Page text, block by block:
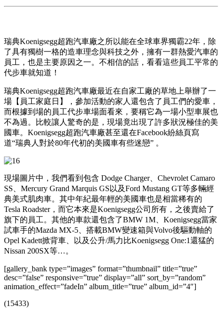
瑞典Koenigsegg超跑汽車廠之所以能在全球車界獨霸22年，除
了具有獨樹一格的造車理念與科技之外，擁有一群熱愛汽車的
員工，也是主要原因之一。不相信的話，看看這些員工平常的
代步車就知道！
瑞典Koenigsegg超跑汽車廠最近在自家工廠的草地上舉辦了一
場【員工家庭日】，參加活動的家人還包含了員工們的愛車，
而根據到場的員工代步車場面看來，要稱它為一場小型車展也
不為過。比較讓人驚奇的是，現場竟出現了許多狀況極佳的美
國車。Koenigsegg超跑汽車廠甚至還在Facebook紛絲頁寫
道“瑞典人對於80年代初的美國車有些迷戀” 。
現場圖片中，我們看到包含 Dodge Charger、Chevrolet Camaro
SS、Mercury Grand Marquis GS以及Ford Mustang GT等多輛經
典美式肌肉車。其中年紀最年輕的美國車也是相當稀有的
Tesla Roadster，而它本來是Koenigsegg公司所有，之後賣給了
旗下的員工。其他的車款還包含了BMW 1M、Koenigsegg當家
試車手的Mazda MX-5、搭載BMW變速箱與Volvo後驅動軸的
Opel Kadett掀背車、以及公升/馬力比Koenigsegg One:1還猛的
Nissan 200SX等…。
[gallery_bank type=”images” format=”thumbnail” title=”true”
desc=”false” responsive=”true” display=”all” sort_by=”random”
animation_effect=”fadeIn” album_title=”true” album_id=”4″]
(15433)